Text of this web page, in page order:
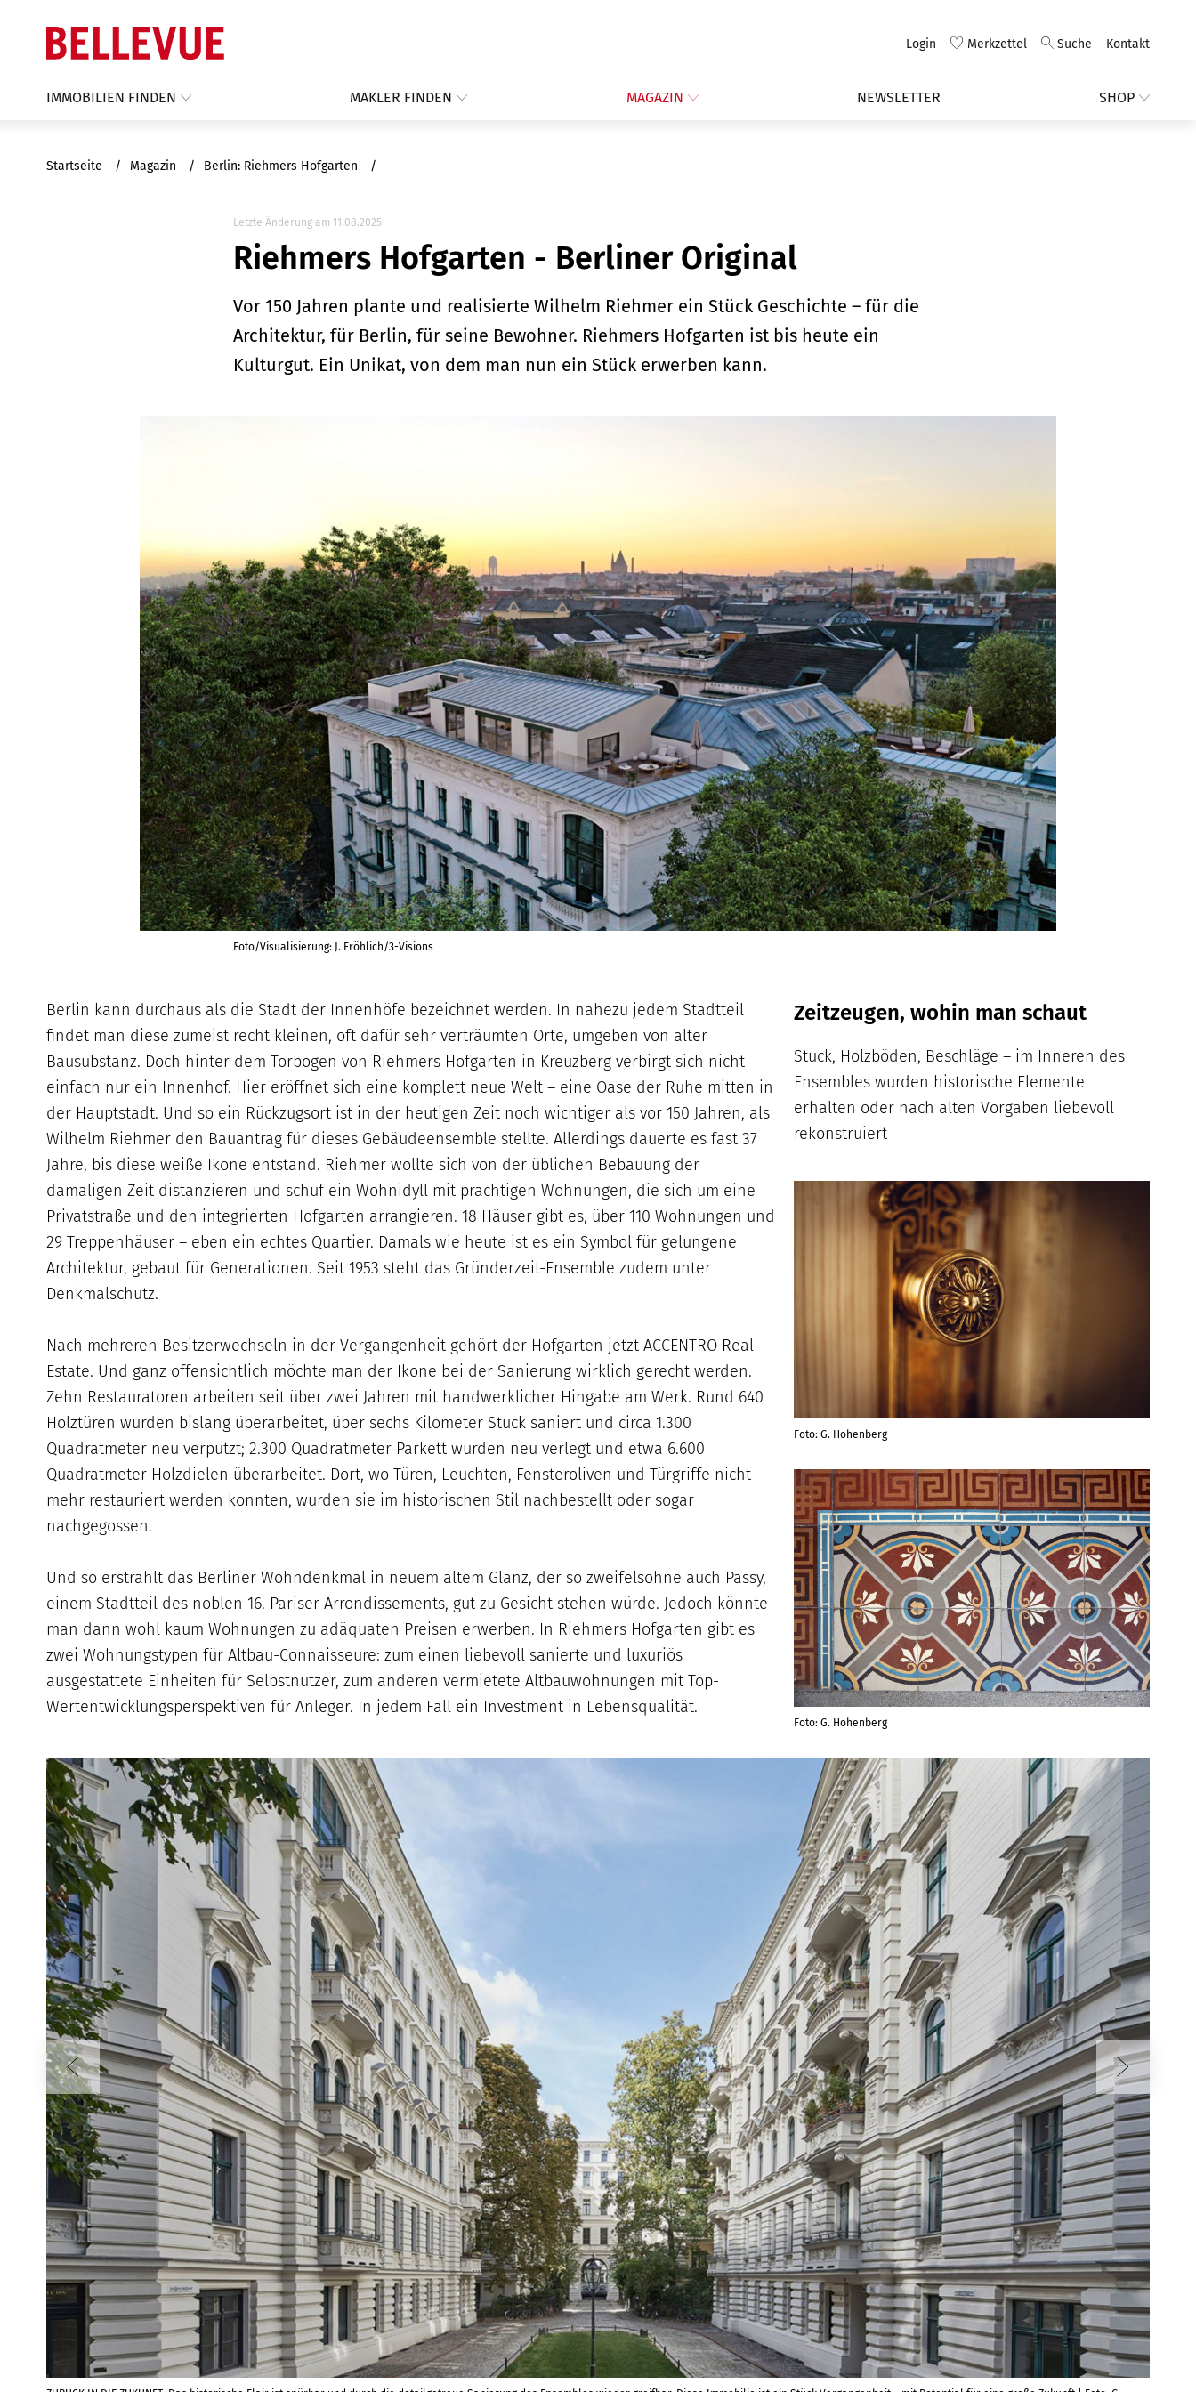
Login Merkzettel Suche Kontakt
IMMOBILIEN FINDEN MAKLER FINDEN MAGAZIN NEWSLETTER SHOP
Startseite Magazin Berlin: Riehmers Hofgarten
Letzte Änderung am 11.08.2025
Riehmers Hofgarten - Berliner Original
Vor 150 Jahren plante und realisierte Wilhelm Riehmer ein Stück Geschichte – für die
Architektur, für Berlin, für seine Bewohner. Riehmers Hofgarten ist bis heute ein
Kulturgut. Ein Unikat, von dem man nun ein Stück erwerben kann.
Foto/Visualisierung: J. Fröhlich/3-Visions
Berlin kann durchaus als die Stadt der Innenhöfe bezeichnet werden. In nahezu jedem Stadtteil
findet man diese zumeist recht kleinen, oft dafür sehr verträumten Orte, umgeben von alter
Bausubstanz. Doch hinter dem Torbogen von Riehmers Hofgarten in Kreuzberg verbirgt sich nicht
einfach nur ein Innenhof. Hier eröffnet sich eine komplett neue Welt – eine Oase der Ruhe mitten in
der Hauptstadt. Und so ein Rückzugsort ist in der heutigen Zeit noch wichtiger als vor 150 Jahren, als
Wilhelm Riehmer den Bauantrag für dieses Gebäudeensemble stellte. Allerdings dauerte es fast 37
Jahre, bis diese weiße Ikone entstand. Riehmer wollte sich von der üblichen Bebauung der
damaligen Zeit distanzieren und schuf ein Wohnidyll mit prächtigen Wohnungen, die sich um eine
Privatstraße und den integrierten Hofgarten arrangieren. 18 Häuser gibt es, über 110 Wohnungen und
29 Treppenhäuser – eben ein echtes Quartier. Damals wie heute ist es ein Symbol für gelungene
Architektur, gebaut für Generationen. Seit 1953 steht das Gründerzeit-Ensemble zudem unter
Denkmalschutz.
Nach mehreren Besitzerwechseln in der Vergangenheit gehört der Hofgarten jetzt ACCENTRO Real
Estate. Und ganz offensichtlich möchte man der Ikone bei der Sanierung wirklich gerecht werden.
Zehn Restauratoren arbeiten seit über zwei Jahren mit handwerklicher Hingabe am Werk. Rund 640
Holztüren wurden bislang überarbeitet, über sechs Kilometer Stuck saniert und circa 1.300
Quadratmeter neu verputzt; 2.300 Quadratmeter Parkett wurden neu verlegt und etwa 6.600
Quadratmeter Holzdielen überarbeitet. Dort, wo Türen, Leuchten, Fensteroliven und Türgriffe nicht
mehr restauriert werden konnten, wurden sie im historischen Stil nachbestellt oder sogar
nachgegossen.
Und so erstrahlt das Berliner Wohndenkmal in neuem altem Glanz, der so zweifelsohne auch Passy,
einem Stadtteil des noblen 16. Pariser Arrondissements, gut zu Gesicht stehen würde. Jedoch könnte
man dann wohl kaum Wohnungen zu adäquaten Preisen erwerben. In Riehmers Hofgarten gibt es
zwei Wohnungstypen für Altbau-Connaisseure: zum einen liebevoll sanierte und luxuriös
ausgestattete Einheiten für Selbstnutzer, zum anderen vermietete Altbauwohnungen mit Top-
Wertentwicklungsperspektiven für Anleger. In jedem Fall ein Investment in Lebensqualität.
Foto: G. Hohenberg
Zeitzeugen, wohin man schaut
Stuck, Holzböden, Beschläge – im Inneren des
Ensembles wurden historische Elemente
erhalten oder nach alten Vorgaben liebevoll
rekonstruiert
Foto: G. Hohenberg